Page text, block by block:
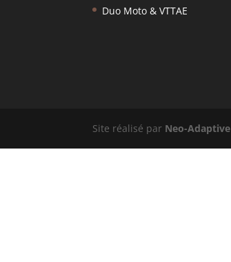
Duo Moto & VTTAE
Site réalisé par Neo-Adaptive